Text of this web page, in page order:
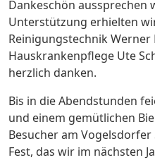
Dankeschön aussprechen
Unterstützung erhielten
Reinigungstechnik
Hauskrankenpflege Ute
herzlich danken.
Bis in die Abendstunden
und einem gemütlichen
Besucher am Vogelsdorfer
Fest, das wir im nächsten